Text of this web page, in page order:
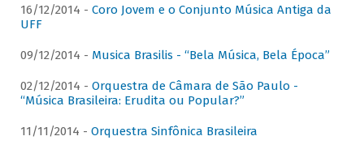
16/12/2014 - Coro Jovem e o Conjunto Música Antiga da
UFF
09/12/2014 - Musica Brasilis - “Bela Música, Bela Época”
02/12/2014 - Orquestra de Câmara de São Paulo -
“Música Brasileira: Erudita ou Popular?”
11/11/2014 - Orquestra Sinfônica Brasileira